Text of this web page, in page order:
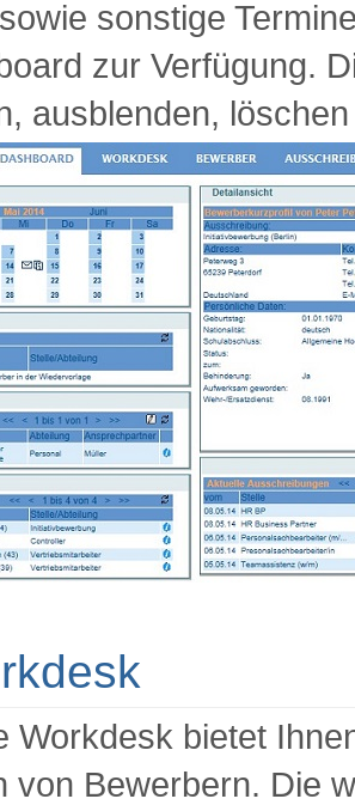
sonstige
zur Verfügung.
ausblenden,
Workdesk bietet
von Bewerbern. Die